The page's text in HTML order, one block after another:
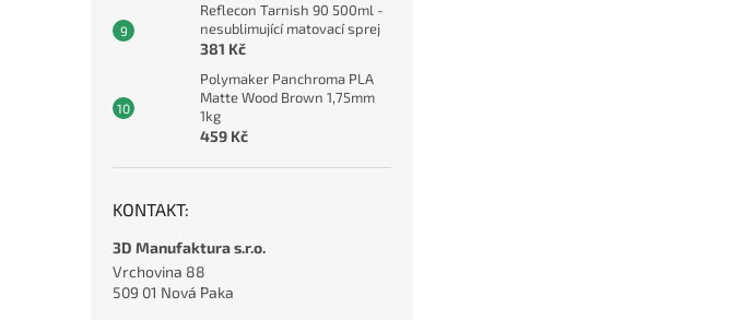
Reflecon Tarnish 90 500ml -
nesublimující matovací sprej
381 Kč
Polymaker Panchroma PLA
Matte Wood Brown 1,75mm
1kg
459 Kč
KONTAKT:
3D Manufaktura s.r.o.
Vrchovina 88
509 01 Nová Paka